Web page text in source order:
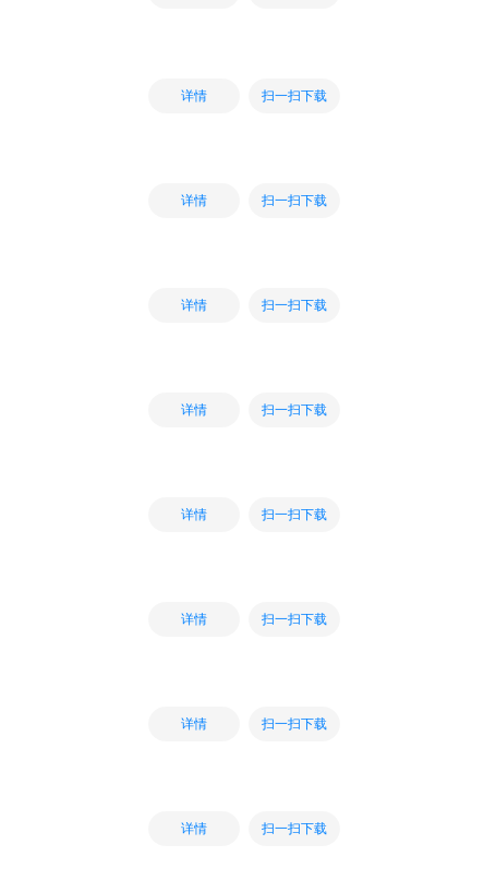
详情 扫一扫下载
详情 扫一扫下载
详情 扫一扫下载
详情 扫一扫下载
详情 扫一扫下载
详情 扫一扫下载
详情 扫一扫下载
详情 扫一扫下载